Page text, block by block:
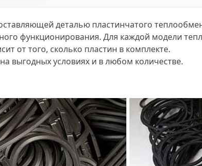
деталью пластинчатого
функционирования. Для каждой модели
от того, сколько пластин в комплекте.
выгодных условиях и в любом количестве.